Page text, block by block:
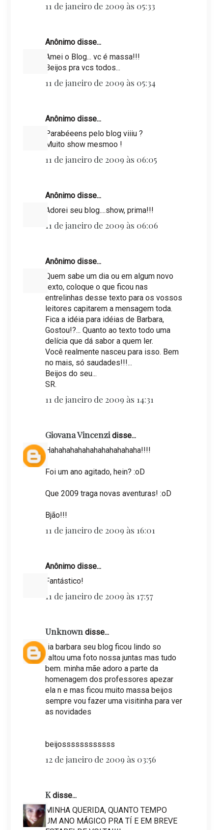
11 de janeiro de 2009 às 05:33
Anônimo disse...
Amei o Blog... vc é massa!!!
Beijos pra vcs todos...
11 de janeiro de 2009 às 05:34
Anônimo disse...
Parabéeens pelo blog viiiu ?
Muito show mesmoo !
11 de janeiro de 2009 às 06:05
Anônimo disse...
Adorei seu blog....show, prima!!!
11 de janeiro de 2009 às 06:06
Anônimo disse...
Quem sabe um dia ou em algum novo
texto, coloque o que ficou nas
entrelinhas desse texto para os vossos
leitores capitarem a mensagem toda.
Fica a idéia para idéias de Barbara,
Gostou!?... Quanto ao texto todo uma
delícia que dá sabor a quem ler.
Você realmente nasceu para isso. Bem
no mais, só saudades!!!...
Beijos do seu...
SR.
11 de janeiro de 2009 às 14:31
Giovana Vincenzidisse...
Hahahahahahahahahahahaha!!!!
Foi um ano agitado, hein? :oD
Que 2009 traga novas aventuras! :oD
Bjão!!!
11 de janeiro de 2009 às 16:01
Anônimo disse...
Fantástico!
11 de janeiro de 2009 às 17:57
Unknowndisse...
tia barbara seu blog ficou lindo so
faltou uma foto nossa juntas mas tudo
bem. minha mãe adoro a parte da
homenagem dos professores apezar
ela n e mas ficou muito massa beijos
sempre vou fazer uma visitinha para ver
as novidades
beijossssssssssss
12 de janeiro de 2009 às 03:56
Kdisse...
MINHA QUERIDA, QUANTO TEMPO
UM ANO MÁGICO PRA TÍ E EM BREVE